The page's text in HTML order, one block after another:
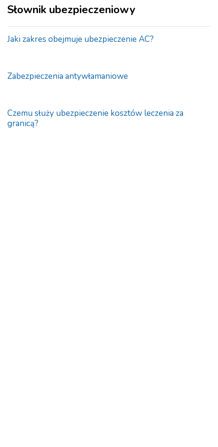
Słownik ubezpieczeniowy
Jaki zakres obejmuje ubezpieczenie AC?
Zabezpieczenia antywłamaniowe
Czemu służy ubezpieczenie kosztów leczenia za
granicą?